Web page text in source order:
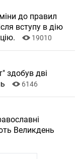
до правил
вступу в дію
19010
здобув дві
6146
Великдень